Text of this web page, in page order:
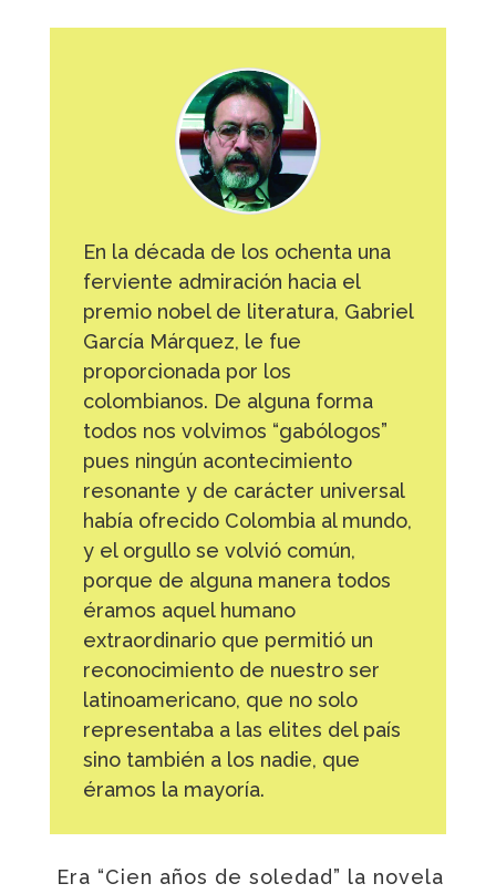
En la década de los ochenta una
ferviente admiración hacia el
premio nobel de literatura, Gabriel
García Márquez, le fue
proporcionada por los
colombianos. De alguna forma
todos nos volvimos “gabólogos”
pues ningún acontecimiento
resonante y de carácter universal
había ofrecido Colombia al mundo,
y el orgullo se volvió común,
porque de alguna manera todos
éramos aquel humano
extraordinario que permitió un
reconocimiento de nuestro ser
latinoamericano, que no solo
representaba a las elites del país
sino también a los nadie, que
éramos la mayoría.
Era “Cien años de soledad” la novela